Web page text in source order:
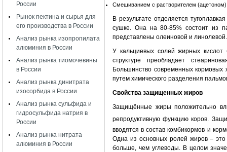
России
Рынок пектина и сырья для
его производства в России
Анализ рынка изопропилата
алюминия в России
Анализ рынка тиомочевины
в России
Анализ рынка динитрата
изосорбида в России
Анализ рынка сульфида и
гидросульфида натрия в
России
Анализ рынка нитрата
алюминия в России
Смешиванием с растворителем
В результате отделяется
сушке. Она на 80-85% состоит из
представлены олеиновой и
У кальциевых солей жирных
структуре преобладает
Большинство современных
путем химического разделения
Свойства защищенных жиров
Защищённые жиры положительно
репродуктивную функцию коров.
вводятся в состав комбикормов и
Одна из основных ролей жиров – это
больше, чем углеводы. В целом